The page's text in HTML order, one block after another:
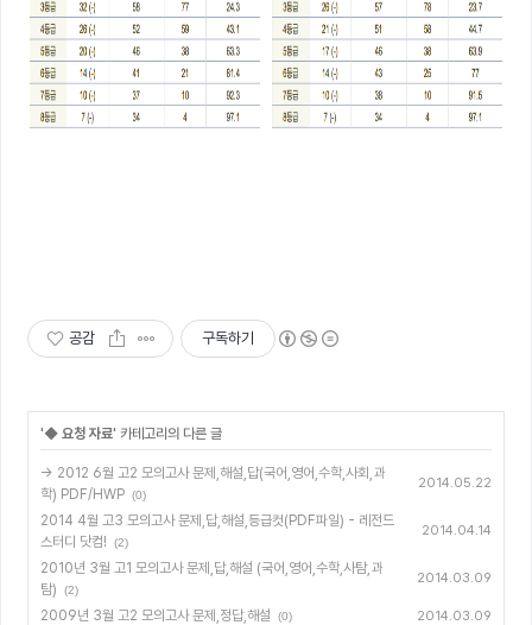
공감 구독하기
'◆ 요청 자료' 카테고리의 다른 글
→ 2012 6월 고2 모의고사 문제,해설,답(국어,영어,수학,사회,과
학) PDF/HWP (0)
2014.05.22
2014 4월 고3 모의고사 문제,답,해설,등급컷(PDF파일) - 레전드
스터디 닷컴!
(2)
2014.04.14
2010년 3월 고1 모의고사 문제,답,해설 (국어,영어,수학,사탐,과
탐)
(2)
2014.03.09
2009년 3월 고2 모의고사 문제,정답,해설 (0) 2014.03.09